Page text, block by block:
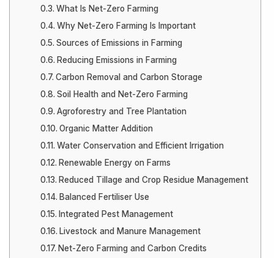
What Is Net-Zero Farming
Why Net-Zero Farming Is Important
Sources of Emissions in Farming
Reducing Emissions in Farming
Carbon Removal and Carbon Storage
Soil Health and Net-Zero Farming
Agroforestry and Tree Plantation
Organic Matter Addition
Water Conservation and Efficient Irrigation
Renewable Energy on Farms
Reduced Tillage and Crop Residue Management
Balanced Fertiliser Use
Integrated Pest Management
Livestock and Manure Management
Net-Zero Farming and Carbon Credits